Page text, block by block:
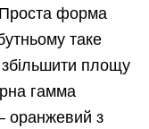
Проста форма
таке
площу
гамма
оранжевий з